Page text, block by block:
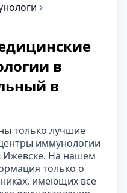
в
в
только лучшие
иммунологии
Ижевске. На нашем
только о
имеющих все